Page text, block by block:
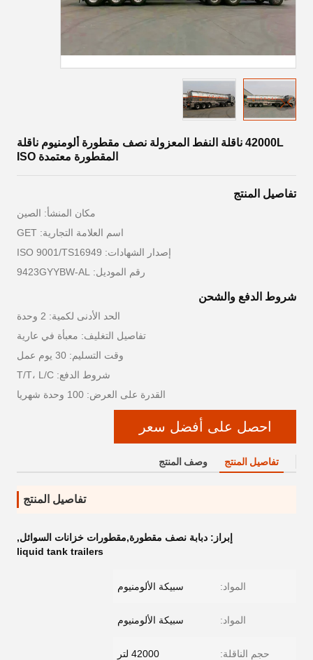
42000L ناقلة النفط المعزولة نصف مقطورة ألومنيوم ناقلة
المقطورة معتمدة ISO
تفاصيل المنتج
مكان المنشأ: الصين
اسم العلامة التجارية: GET
إصدار الشهادات: ISO 9001/TS16949
رقم الموديل: 9423GYYBW-AL
شروط الدفع والشحن
الحد الأدنى لكمية: 2 وحدة
تفاصيل التغليف: معبأة في عارية
وقت التسليم: 30 يوم عمل
شروط الدفع: T/T، L/C
القدرة على العرض: 100 وحدة شهريا
احصل على أفضل سعر
تفاصيل المنتج وصف المنتج
تفاصيل المنتج
إبراز: دبابة نصف مقطورة,مقطورات خزانات السوائل,
liquid tank trailers
المواد: سبيكة الألومنيوم
المواد: سبيكة الألومنيوم
حجم الناقلة: 42000 لتر